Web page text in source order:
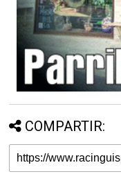
COMPARTIR: